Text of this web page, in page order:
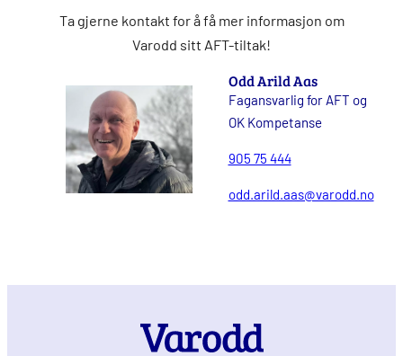
Ta gjerne kontakt for å få mer informasjon om
Varodd sitt AFT-tiltak!
Odd Arild Aas
Fagansvarlig for AFT og
OK Kompetanse
905 75 444
odd.arild.aas@varodd.no